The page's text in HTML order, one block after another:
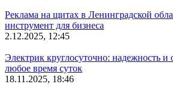
Реклама на щитах в Ленинградской
инструмент для бизнеса
2.12.2025, 12:45
Электрик круглосуточно: надежность и
любое время суток
18.11.2025, 18:46